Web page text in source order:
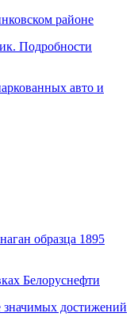
районе
Подробности
авто и
образца 1895
Белоруснефти
достижений